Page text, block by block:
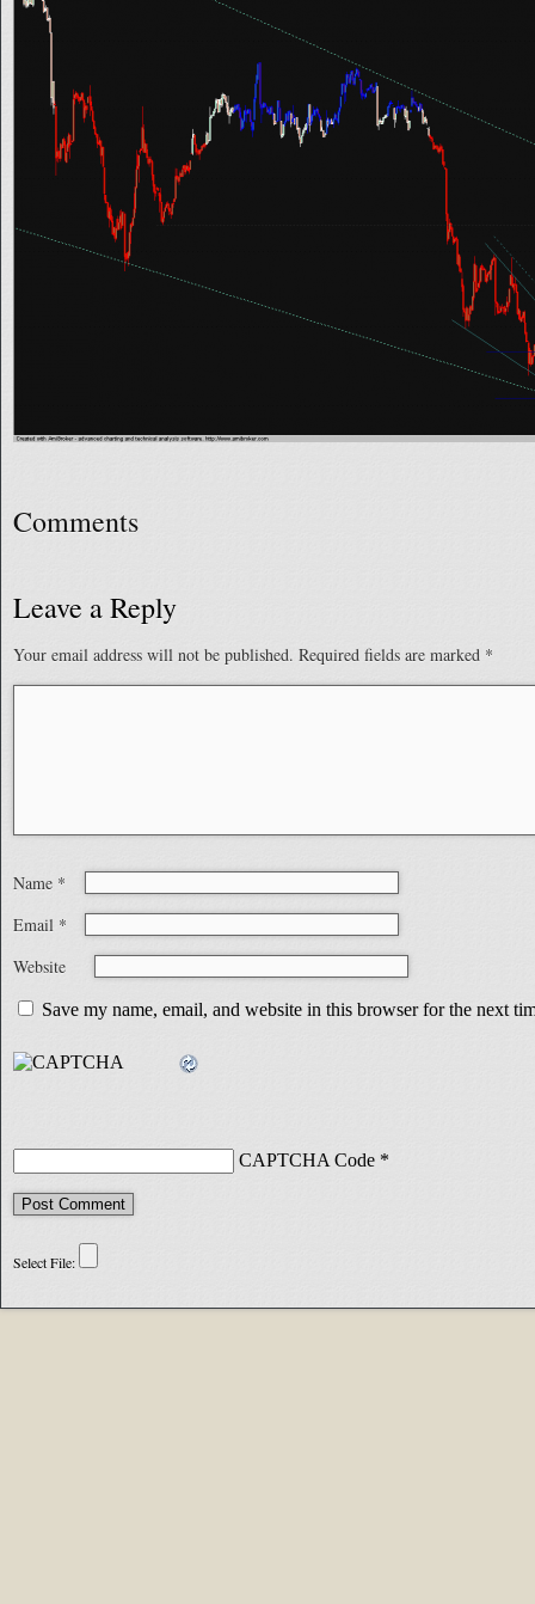
Comments
Leave a Reply
Your email address will not be published. Required fields are marked *
Name *
Email *
Website
Save my name, email, and website in this browser for the next
CAPTCHA Code *